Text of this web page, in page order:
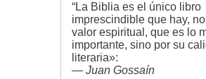
“La Biblia es el único libro
imprescindible que hay,
valor espiritual, que es lo
importante, sino por su
literaria»:
— Juan Gossaín